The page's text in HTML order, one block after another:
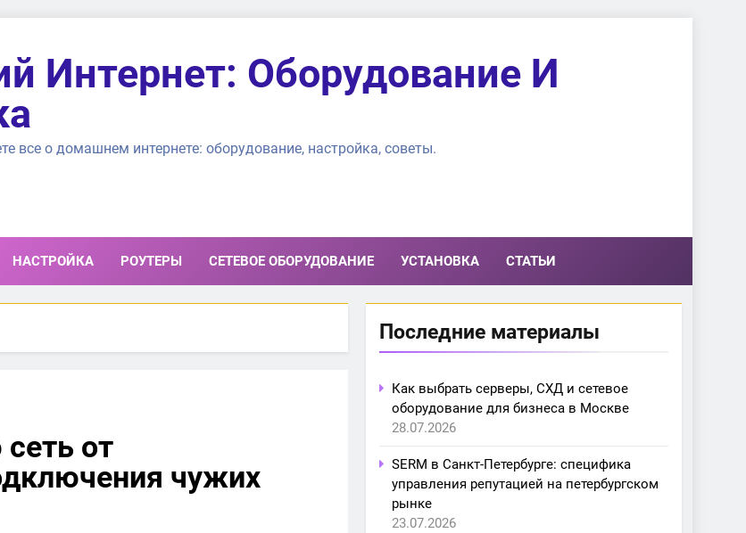
Интернет: Оборудование И
все о домашнем интернете: оборудование, настройка, советы.
НАСТРОЙКА РОУТЕРЫ СЕТЕВОЕ ОБОРУДОВАНИЕ УСТАНОВКА СТАТЬИ
от
чужих
Последние материалы
Как выбрать серверы, СХД и сетевое
оборудование для бизнеса в Москве
28.07.2026
SERM в Санкт-Петербурге: специфика
управления репутацией на петербургском
рынке
23.07.2026